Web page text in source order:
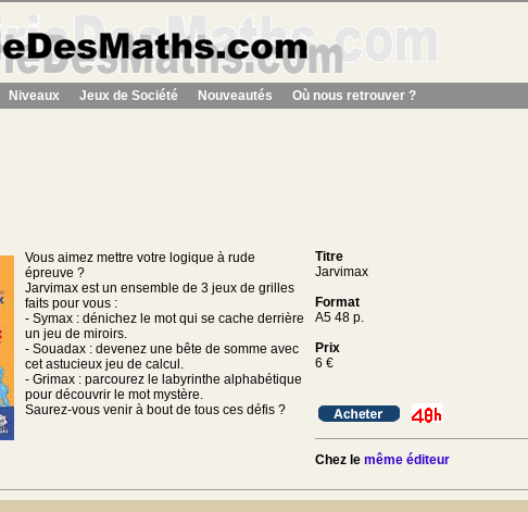
Niveaux Jeux de Société Nouveautés Où nous retrouver ?
Vous aimez mettre votre logique à rude
épreuve ?
Jarvimax est un ensemble de 3 jeux de grilles
faits pour vous :
- Symax : dénichez le mot qui se cache derrière
un jeu de miroirs.
- Souadax : devenez une bête de somme avec
cet astucieux jeu de calcul.
- Grimax : parcourez le labyrinthe alphabétique
pour découvrir le mot mystère.
Saurez-vous venir à bout de tous ces défis ?
Titre
Jarvimax
Format
A5 48 p.
Prix
6 €
Chez le même éditeur